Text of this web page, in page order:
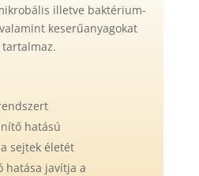
illetve baktérium-
keserűanyagokat
tartalmaz.
hatású
sejtek életét
hatása javítja a